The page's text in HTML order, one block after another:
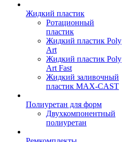
Жидкий пластик
Ротационный
пластик
Жидкий пластик Poly
Art
Жидкий пластик Poly
Art Fast
Жидкий заливочный
пластик MAX-CAST
Полиуретан для форм
Двухкомпонентный
полиуретан